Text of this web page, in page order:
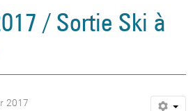
/ Sortie Ski à
2017